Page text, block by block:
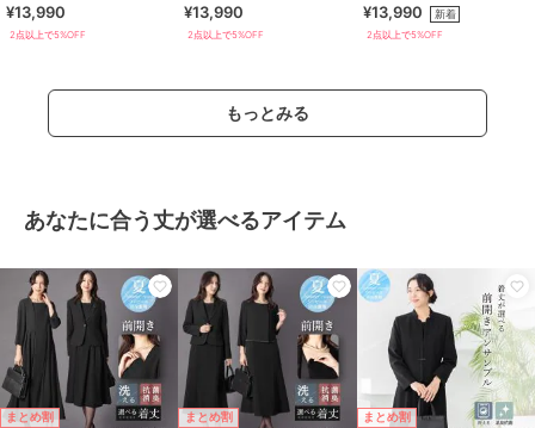
ース 着丈が選べる 5号～23
号
¥13,990
2点以上で5%OFF
ース 着丈が選べる 5号～23
号
¥13,990
2点以上で5%OFF
ース 着丈が選べる 5号～23
号
¥13,990 新着
2点以上で5%OFF
もっとみる
あなたに合う丈が選べるアイテム
まとめ割 まとめ割 まとめ割